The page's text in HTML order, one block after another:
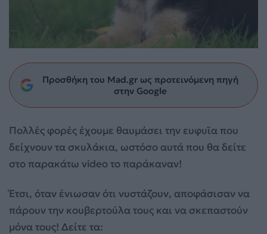
Προσθήκη του Mad.gr ως προτεινόμενη πηγή
στην Google
Πολλές φορές έχουμε θαυμάσει την ευφυϊα που
δείχνουν τα σκυλάκια, ωστόσο αυτά που θα δείτε
στο παρακάτω video το παράκαναν!
Έτσι, όταν ένιωσαν ότι νυστάζουν, αποφάσισαν να
πάρουν την κουβερτούλα τους και να σκεπαστούν
μόνα τους! Δείτε τα: